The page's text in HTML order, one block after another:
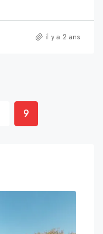
il y a 2 ans
9